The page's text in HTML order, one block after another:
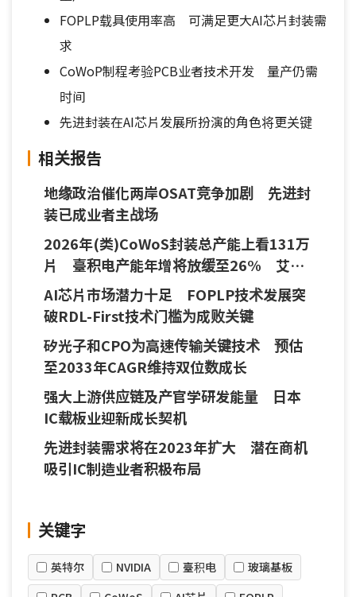
FOPLP载具使用率高 可满足更大AI芯片封装需
求
CoWoP制程考验PCB业者技术开发 量产仍需
时间
先进封装在AI芯片发展所扮演的角色将更关键
相关报告
地缘政治催化两岸OSAT竞争加剧 先进封
装已成业者主战场
2026年(类)CoWoS封装总产能上看131万
片 臺积电产能年增将放缓至26% 艾克
尔与盛合晶微崛起
AI芯片市场潜力十足 FOPLP技术发展突
破RDL-First技术门槛为成败关键
矽光子和CPO为高速传输关键技术 预估
至2033年CAGR维持双位数成长
强大上游供应链及产官学研发能量 日本
IC载板业迎新成长契机
先进封装需求将在2023年扩大 潜在商机
吸引IC制造业者积极布局
关键字
英特尔 NVIDIA 臺积电
玻璃基板